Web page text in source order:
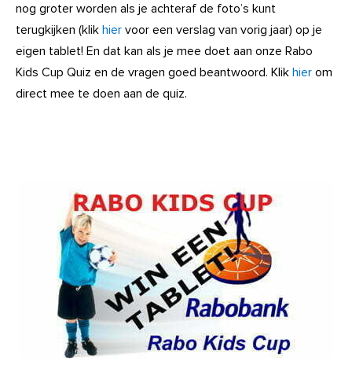
nog groter worden als je achteraf de foto’s kunt
terugkijken (klik hier voor een verslag van vorig jaar) op je
eigen tablet! En dat kan als je mee doet aan onze Rabo
Kids Cup Quiz en de vragen goed beantwoord. Klik hier om
direct mee te doen aan de quiz.